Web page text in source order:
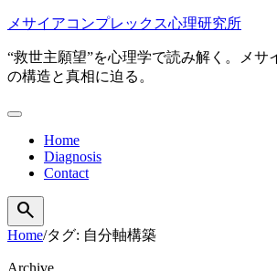
本
へ
移
メサイアコンプレックス心理研究所
“救世主願望”を心理学で読み解く。メサ
の構造と真相に迫る。
メ
開
Home
Diagnosis
Contact
検
索
を
search
Home/タグ: 自分軸構築
Archive